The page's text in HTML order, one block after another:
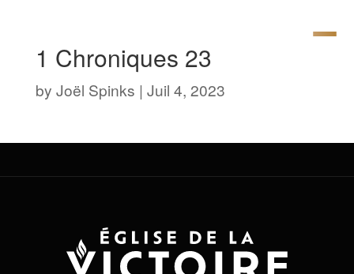
1 Chroniques 23
by Joël Spinks | Juil 4, 2023